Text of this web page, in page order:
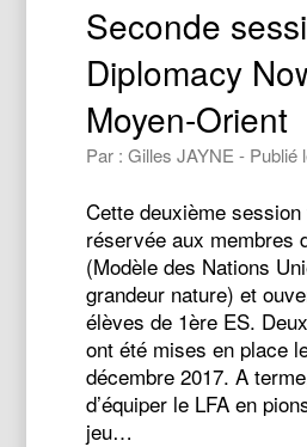
Seconde
Diplomacy
Moyen-Orient
Par : Gilles JAYNE - Publié
Cette deuxième
réservée aux membres
(Modèle des Nations
grandeur nature) et
élèves de 1ère ES.
ont été mises en place
décembre 2017. A
d’équiper le LFA en
jeu…